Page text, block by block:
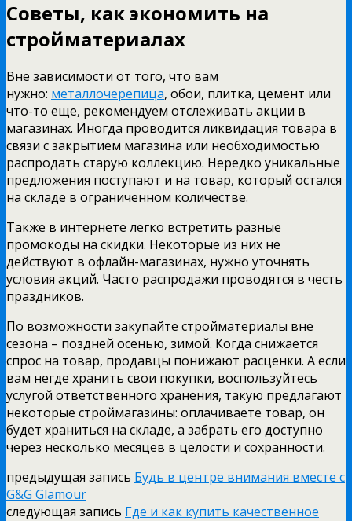
Советы, как экономить на
стройматериалах
Вне зависимости от того, что вам
нужно: металлочерепица, обои, плитка, цемент или
что-то еще, рекомендуем отслеживать акции в
магазинах. Иногда проводится ликвидация товара в
связи с закрытием магазина или необходимостью
распродать старую коллекцию. Нередко уникальные
предложения поступают и на товар, который остался
на складе в ограниченном количестве.
Также в интернете легко встретить разные
промокоды на скидки. Некоторые из них не
действуют в офлайн-магазинах, нужно уточнять
условия акций. Часто распродажи проводятся в честь
праздников.
По возможности закупайте стройматериалы вне
сезона – поздней осенью, зимой. Когда снижается
спрос на товар, продавцы понижают расценки. А если
вам негде хранить свои покупки, воспользуйтесь
услугой ответственного хранения, такую предлагают
некоторые строймагазины: оплачиваете товар, он
будет храниться на складе, а забрать его доступно
через несколько месяцев в целости и сохранности.
предыдущая запись Будь в центре внимания вместе с
G&G Glamour
следующая запись Где и как купить качественное